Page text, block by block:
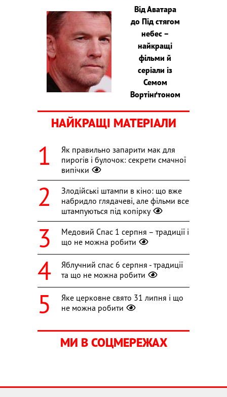
Від Аватара
до Під стягом
небес –
найкращі
фільми й
серіали із
Семом
Вортінґтоном
НАЙКРАЩІ МАТЕРІАЛИ
Як правильно запарити мак для
пирогів і булочок: секрети смачної
випічки
Злодійські штампи в кіно: що вже
набридло глядачеві, але фільми все
штампуються під копірку
Медовий Спас 1 серпня – традиції і
що не можна робити
Яблучний спас 6 серпня - традиції
та що не можна робити
Яке церковне свято 31 липня і що
не можна робити
МИ В СОЦМЕРЕЖАХ